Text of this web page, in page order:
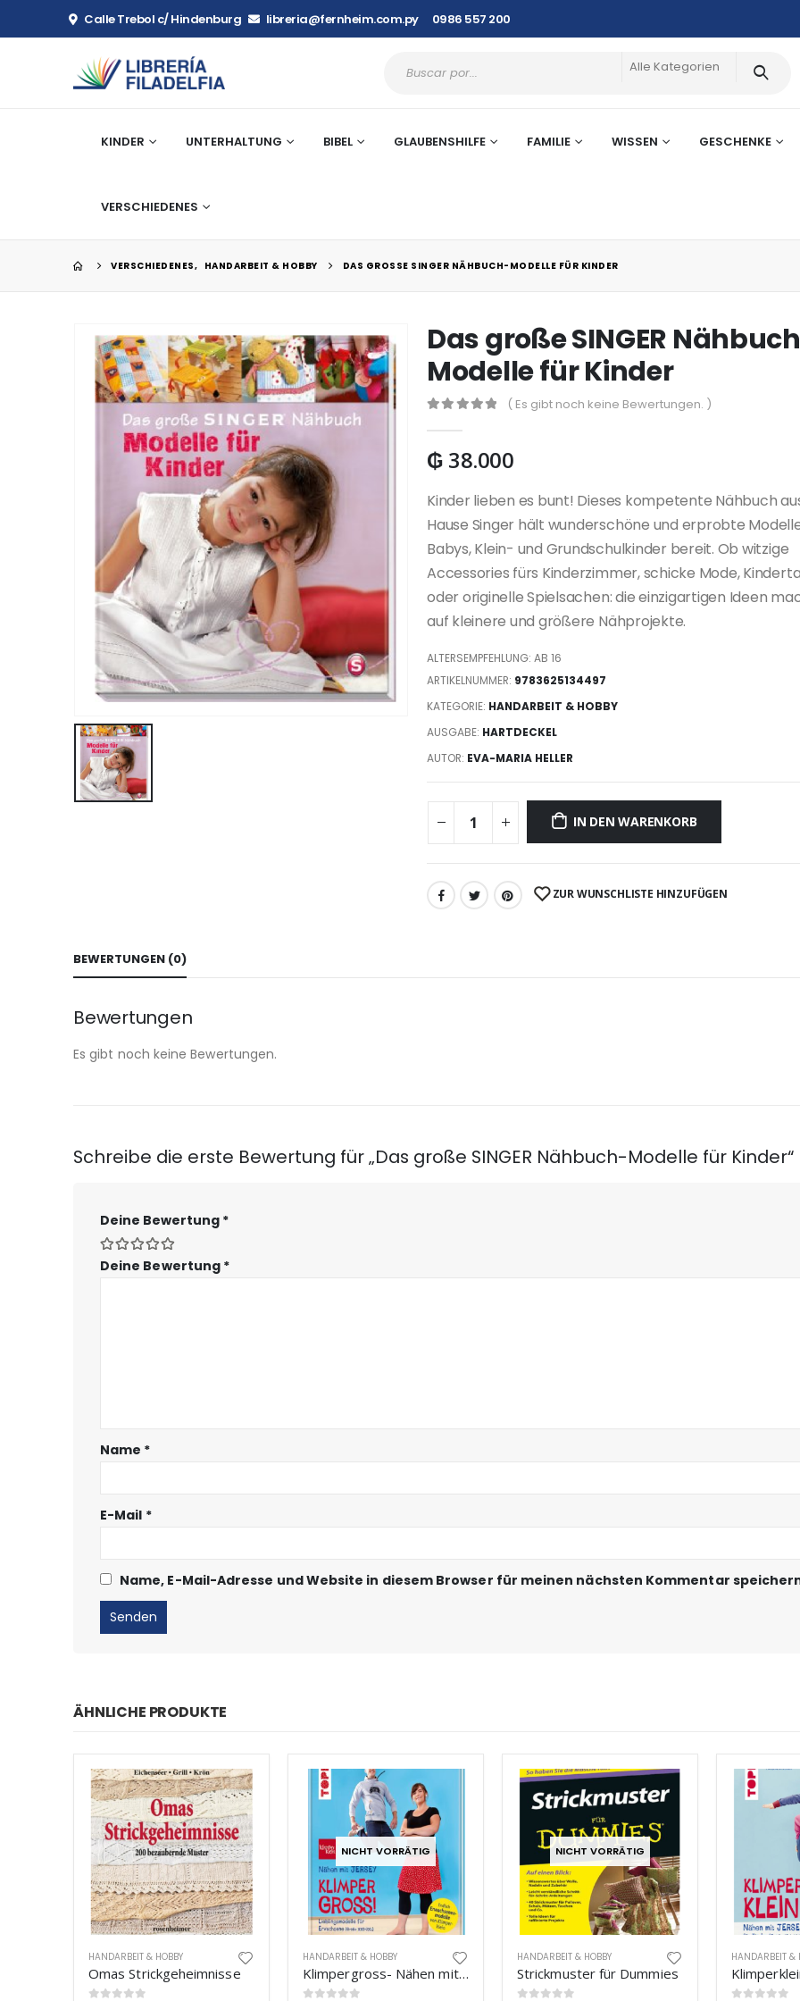
Calle Trebol c/ Hindenburg libreria@fernheim.com.py 0986 557 200
Alle Kategorien
KINDER UNTERHALTUNG BIBEL GLAUBENSHILFE FAMILIE WISSEN GESCHENKE
VERSCHIEDENES
VERSCHIEDENES, HANDARBEIT & HOBBY DAS GROSSE SINGER NÄHBUCH-MODELLE FÜR KINDER
Das große SINGER
Modelle für Kinder
( Es gibt noch keine Bewertungen. )
₲ 38.000
Kinder lieben es bunt! Dieses kompetente Nähbuch
Hause Singer hält wunderschöne und erprobte
Babys, Klein- und Grundschulkinder bereit. Ob witzige
Accessories fürs Kinderzimmer, schicke Mode,
oder originelle Spielsachen: die einzigartigen Ideen
auf kleinere und größere Nähprojekte.
ALTERSEMPFEHLUNG: AB 16
ARTIKELNUMMER: 9783625134497
KATEGORIE: HANDARBEIT & HOBBY
AUSGABE: HARTDECKEL
AUTOR: EVA-MARIA HELLER
IN DEN WARENKORB
ZUR WUNSCHLISTE HINZUFÜGEN
BEWERTUNGEN (0)
Bewertungen
Es gibt noch keine Bewertungen.
Schreibe die erste Bewertung für „Das große SINGER Nähbuch-Modelle für Kinder“
Deine Bewertung *
Deine Bewertung *
Name *
E-Mail *
Name, E-Mail-Adresse und Website in diesem Browser für meinen nächsten Kommentar
ÄHNLICHE PRODUKTE
HANDARBEIT & HOBBY
Omas Strickgeheimnisse
NICHT VORRÄTIG
HANDARBEIT & HOBBY
Klimpergross- Nähen mit Jersey
NICHT VORRÄTIG
HANDARBEIT & HOBBY
Strickmuster für Dummies
HANDARBEIT &